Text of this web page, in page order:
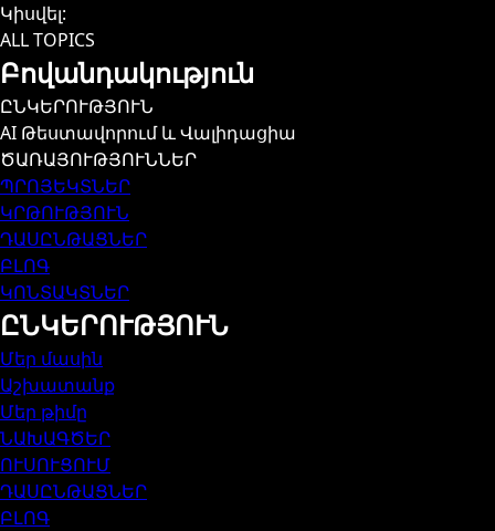
Կիսվել:
ALL TOPICS
Բովանդակություն
ԸՆԿԵՐՈՒԹՅՈՒՆ
AI Թեստավորում և Վալիդացիա
ԾԱՌԱՅՈՒԹՅՈՒՆՆԵՐ
ՊՐՈՅԵԿՏՆԵՐ
ԿՐԹՈՒԹՅՈՒՆ
ԴԱՍԸՆԹԱՑՆԵՐ
ԲԼՈԳ
ԿՈՆՏԱԿՏՆԵՐ
ԸՆԿԵՐՈՒԹՅՈՒՆ
Մեր մասին
Աշխատանք
Մեր թիմը
ՆԱԽԱԳԾԵՐ
ՈՒՍՈՒՑՈՒՄ
ԴԱՍԸՆԹԱՑՆԵՐ
ԲԼՈԳ